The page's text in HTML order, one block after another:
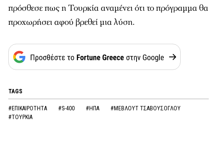
πρόσθεσε πως η Τουρκία αναμένει ότι το πρόγραμμα θα
προχωρήσει αφού βρεθεί μια λύση.
TAGS
#ΕΠΙΚΑΙΡΟΤΗΤΑ #S-400 #ΗΠΑ
#ΜΕΒΛΟΥΤ ΤΣΑΒΟΥΣΟΓΛΟΥ
#ΤΟΥΡΚΙΑ